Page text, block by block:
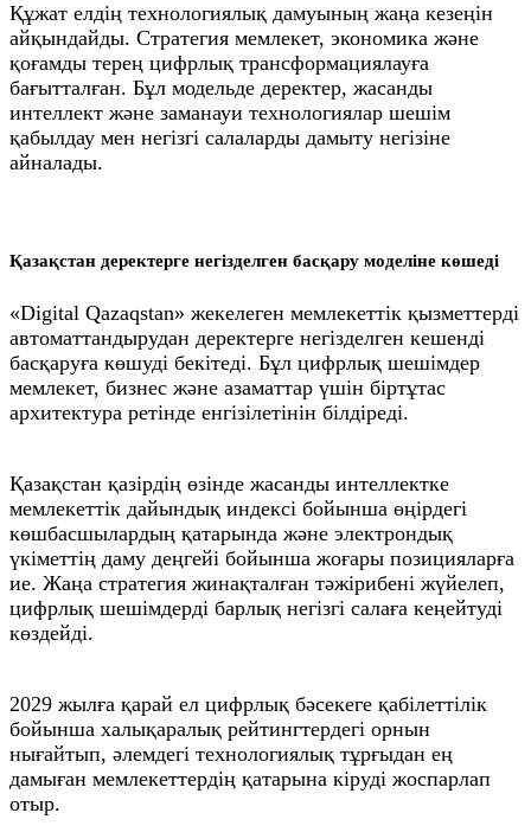
Құжат елдің технологиялық дамуының жаңа кезеңін
айқындайды. Стратегия мемлекет, экономика және
қоғамды терең цифрлық трансформациялауға
бағытталған. Бұл модельде деректер, жасанды
интеллект және заманауи технологиялар шешім
қабылдау мен негізгі салаларды дамыту негізіне
айналады.
Қазақстан деректерге негізделген басқару моделіне көшеді
«Digital Qazaqstan» жекелеген мемлекеттік қызметтерді
автоматтандырудан деректерге негізделген кешенді
басқаруға көшуді бекітеді. Бұл цифрлық шешімдер
мемлекет, бизнес және азаматтар үшін біртұтас
архитектура ретінде енгізілетінін білдіреді.
Қазақстан қазірдің өзінде жасанды интеллектке
мемлекеттік дайындық индексі бойынша өңірдегі
көшбасшылардың қатарында және электрондық
үкіметтің даму деңгейі бойынша жоғары позицияларға
ие. Жаңа стратегия жинақталған тәжірибені жүйелеп,
цифрлық шешімдерді барлық негізгі салаға кеңейтуді
көздейді.
2029 жылға қарай ел цифрлық бәсекеге қабілеттілік
бойынша халықаралық рейтингтердегі орнын
нығайтып, әлемдегі технологиялық тұрғыдан ең
дамыған мемлекеттердің қатарына кіруді жоспарлап
отыр.